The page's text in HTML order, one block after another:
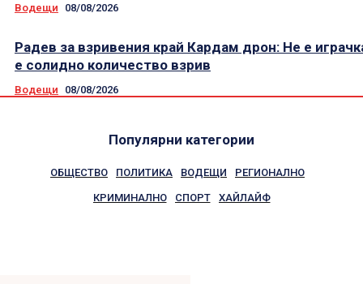
Водещи 08/08/2026
Радев за взривения край Кардам дрон: Не е
е солидно количество взрив
Водещи 08/08/2026
Популярни категории
ОБЩЕСТВО ПОЛИТИКА ВОДЕЩИ РЕГИОНАЛНО
КРИМИНАЛНО СПОРТ ХАЙЛАЙФ